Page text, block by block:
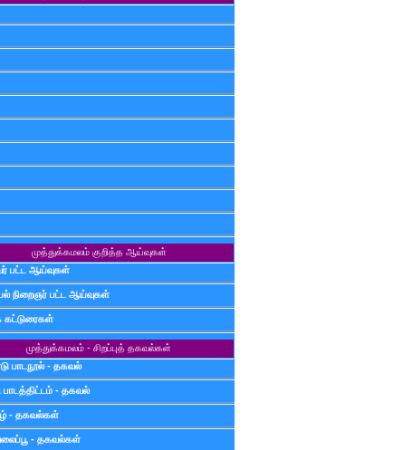
முத்துக்கமலம் குறித்த ஆய்வுகள்
பட்ட ஆய்வுகள்
நிறைஞர் பட்ட ஆய்வுகள்
கட்டுரைகள்
முத்துக்கமலம் - சிறப்புத் தகவல்கள்
பாடநூல் - தகவல்
பாடத்திட்டம் - தகவல்
- தகவல்கள்
- தகவல்கள்